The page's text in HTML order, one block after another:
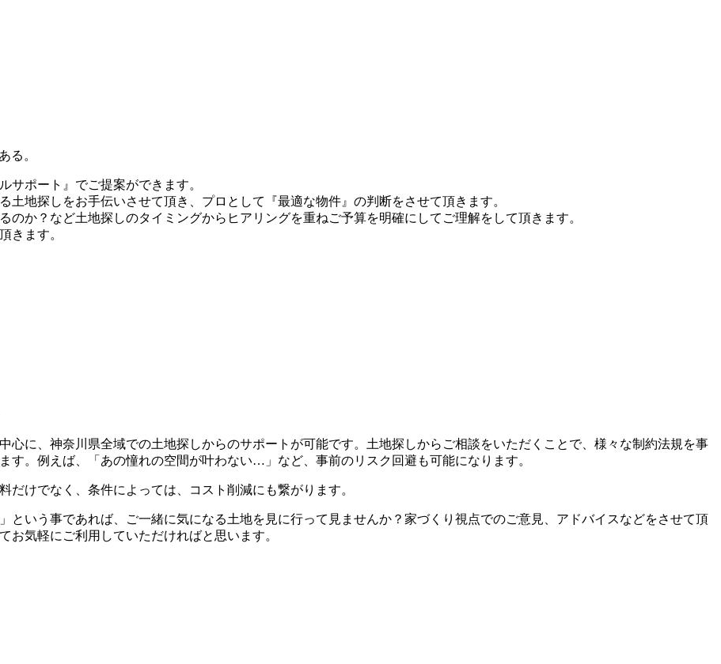
る。
サポート』でご提案ができます。
地探しをお手伝いさせて頂き、プロとして『最適な物件』の判断をさせて頂きます。
のか？など土地探しのタイミングからヒアリングを重ねご予算を明確にしてご理解をして頂きます。
きます。
心に、神奈川県全域での土地探しからのサポートが可能です。土地探しからご相談をいただくことで、様々な制約法規を事
す。例えば、「あの憧れの空間が叶わない…」など、事前のリスク回避も可能になります。
けでなく、条件によっては、コスト削減にも繋がります。
という事であれば、ご一緒に気になる土地を見に行って見ませんか？家づくり視点でのご意見、アドバイスなどをさせて頂
お気軽にご利用していただければと思います。